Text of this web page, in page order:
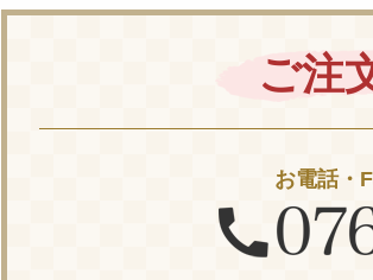
ご注
お電話・